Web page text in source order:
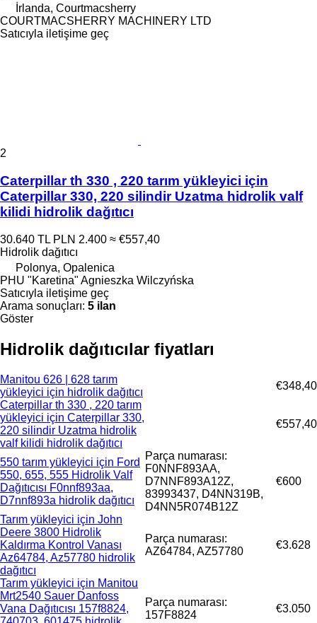
İrlanda, Courtmacsherry
COURTMACSHERRY MACHINERY LTD
Satıcıyla iletişime geç
2
Caterpillar th 330 , 220 tarım yükleyici için
Caterpillar 330, 220 silindir Uzatma hidrolik valf
kilidi hidrolik dağıtıcı
30.640 TL PLN 2.400 ≈ €557,40
Hidrolik dağıtıcı
Polonya, Opalenica
PHU "Karetina" Agnieszka Wilczyńska
Satıcıyla iletişime geç
Arama sonuçları: 5 ilan
Göster
Hidrolik dağıtıcılar fiyatları
Manitou 626 | 628 tarım
yükleyici için hidrolik dağıtıcı
€348,40
Caterpillar th 330 , 220 tarım
yükleyici için Caterpillar 330,
220 silindir Uzatma hidrolik
valf kilidi hidrolik dağıtıcı
€557,40
550 tarım yükleyici için Ford
550, 655, 555 Hidrolik Valf
Dağıtıcısı F0nnf893aa,
D7nnf893a hidrolik dağıtıcı
Parça numarası:
F0NNF893AA,
D7NNF893A12Z,
83993437, D4NN319B,
D4NN5R074B12Z
€600
Tarım yükleyici için John
Deere 3800 Hidrolik
Kaldırma Kontrol Vanası
Az64784, Az57780 hidrolik
dağıtıcı
Parça numarası:
AZ64784, AZ57780
€3.628
Tarım yükleyici için Manitou
Mrt2540 Sauer Danfoss
Vana Dağıtıcısı 157f8824,
Parça numarası:
157F8824
€3.050